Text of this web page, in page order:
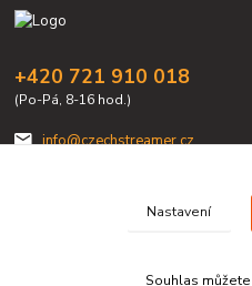
+420 721 910 018
(Po-Pá, 8-16 hod.)
info@czechstreamer.cz
Nastavení
Souhlas